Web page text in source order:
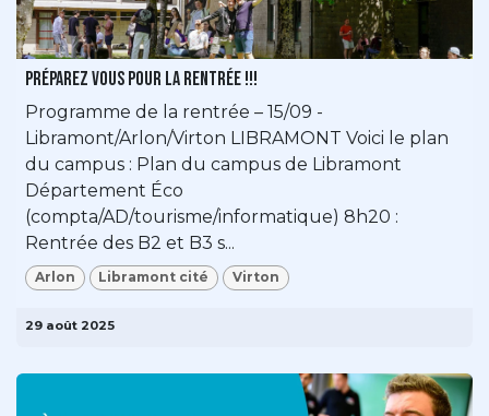
Préparez vous pour la rentrée !!!
Programme de la rentrée – 15/09 -
Libramont/Arlon/Virton LIBRAMONT Voici le plan
du campus : Plan du campus de Libramont
Département Éco
(compta/AD/tourisme/informatique) 8h20 :
Rentrée des B2 et B3 s...
Arlon Libramont cité Virton
29 août 2025